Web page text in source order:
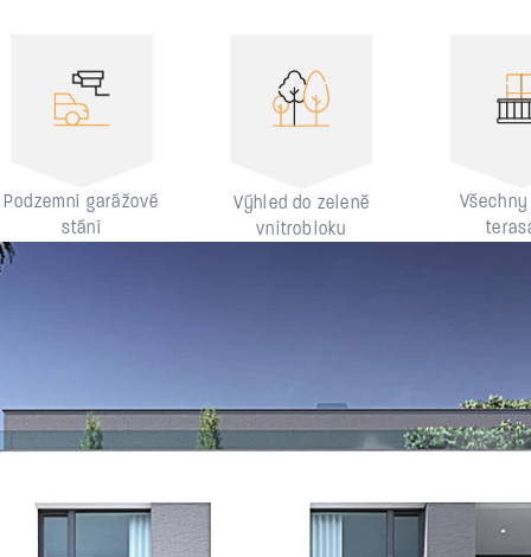
Podzemní garážové
stání
Výhled do zeleně
vnitrobloku